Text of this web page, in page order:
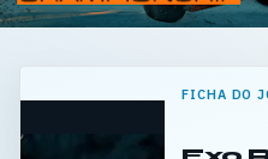
FICHA DO